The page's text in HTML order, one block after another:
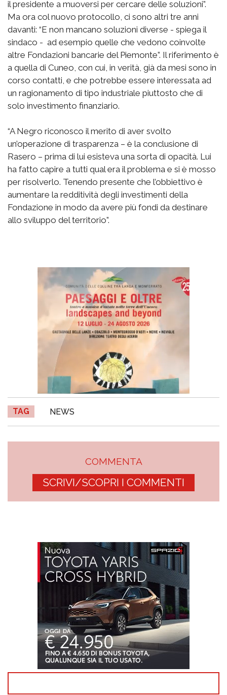
il presidente a muoversi per cercare delle soluzioni”.
Ma ora col nuovo protocollo, ci sono altri tre anni
davanti: “E non mancano soluzioni diverse - spiega il
sindaco - ad esempio quelle che vedono coinvolte
altre Fondazioni bancarie del Piemonte”. Il riferimento è
a quella di Cuneo, con cui, in verità, già da mesi sono in
corso contatti, e che potrebbe essere interessata ad
un ragionamento di tipo industriale piuttosto che di
solo investimento finanziario.
“A Negro riconosco il merito di aver svolto
un’operazione di trasparenza – è la conclusione di
Rasero – prima di lui esisteva una sorta di opacità. Lui
ha fatto capire a tutti qual era il problema e si è mosso
per risolverlo. Tenendo presente che l’obbiettivo è
aumentare la redditività degli investimenti della
Fondazione in modo da avere più fondi da destinare
allo sviluppo del territorio”.
TAG NEWS
COMMENTA
SCRIVI/SCOPRI I COMMENTI